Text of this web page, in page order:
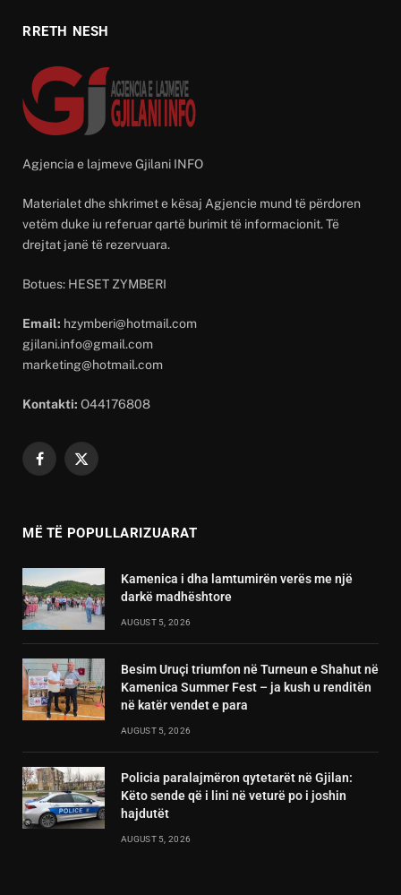
RRETH NESH
Agjencia e lajmeve Gjilani INFO
Materialet dhe shkrimet e kësaj Agjencie mund të përdoren
vetëm duke iu referuar qartë burimit të informacionit. Të
drejtat janë të rezervuara.
Botues: HESET ZYMBERI
Email: hzymberi@hotmail.com
gjilani.info@gmail.com
marketing@hotmail.com
Kontakti: O44176808
Facebook
X
MË TË POPULLARIZUARAT
Kamenica i dha lamtumirën verës me një
darkë madhështore
AUGUST 5, 2026
Besim Uruçi triumfon në Turneun e Shahut në
Kamenica Summer Fest – ja kush u renditën
në katër vendet e para
AUGUST 5, 2026
Policia paralajmëron qytetarët në Gjilan:
Këto sende që i lini në veturë po i joshin
hajdutët
AUGUST 5, 2026